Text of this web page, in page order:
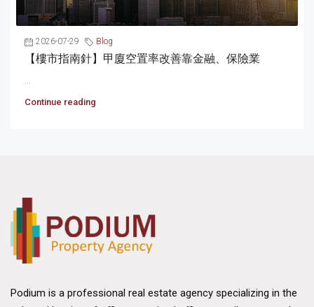
2026-07-29 Blog
【樓市指南針】甲廈空置率改善靠金融、保險業
...
Continue reading
Podium is a professional real estate agency specializing in the